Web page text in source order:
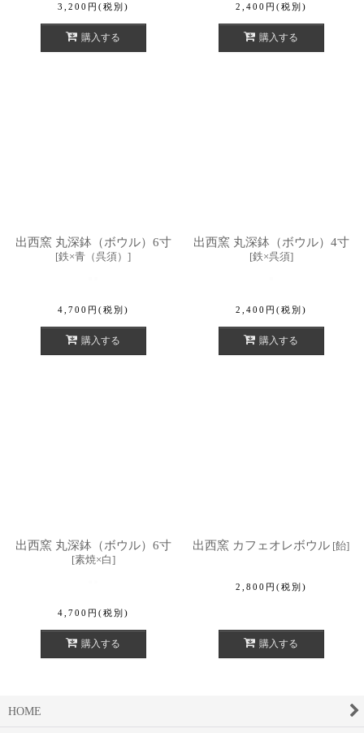
3,200 円 (税別)
購入する
2,400 円 (税別)
購入する
出西窯 丸深鉢（ボウル）6寸
[鉄×青（呉須） ]
4,700 円 (税別)
購入する
出西窯 丸深鉢（ボウル）4寸
[鉄×呉須]
2,400 円 (税別)
購入する
出西窯 丸深鉢（ボウル）6寸
[素焼×白]
4,700 円 (税別)
購入する
出西窯 カフェオレボウル [飴]
2,800 円 (税別)
購入する
HOME